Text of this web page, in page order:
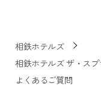
相鉄ホテルズ
相鉄ホテルズ ザ・ス
よくあるご質問